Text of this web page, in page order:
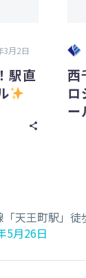
3月2日
駅直
西
ー
「天王町駅」
5月26日